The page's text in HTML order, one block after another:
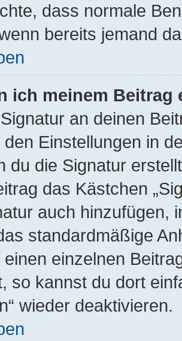
dass normale
bereits jemand
ich meinem
an deinen
Einstellungen in
du die Signatur
das Kästchen
auch hinzufügen,
standardmäßige
einen einzelnen
so kannst du dort
wieder deaktivieren.